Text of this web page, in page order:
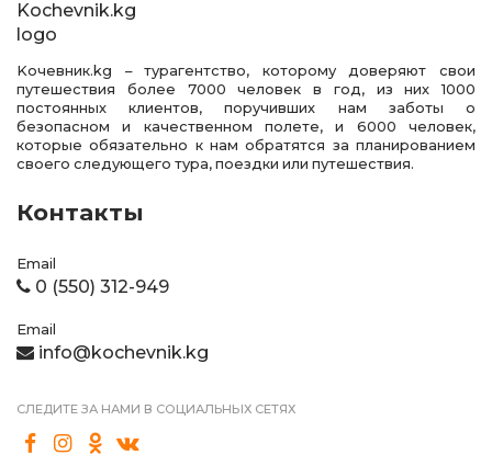
Kочевник.kg – турагентство, которому доверяют свои
путешествия более 7000 человек в год, из них 1000
постоянных клиентов, поручивших нам заботы о
безопасном и качественном полете, и 6000 человек,
которые обязательно к нам обратятся за планированием
своего следующего тура, поездки или путешествия.
Контакты
Email
0 (550) 312-949
Email
info@kochevnik.kg
СЛЕДИТЕ ЗА НАМИ В СОЦИАЛЬНЫХ СЕТЯХ